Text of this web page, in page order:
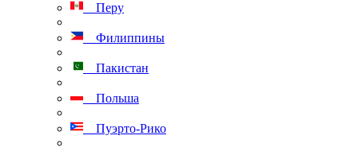
Перу
Филиппины
Пакистан
Польша
Пуэрто-Рико